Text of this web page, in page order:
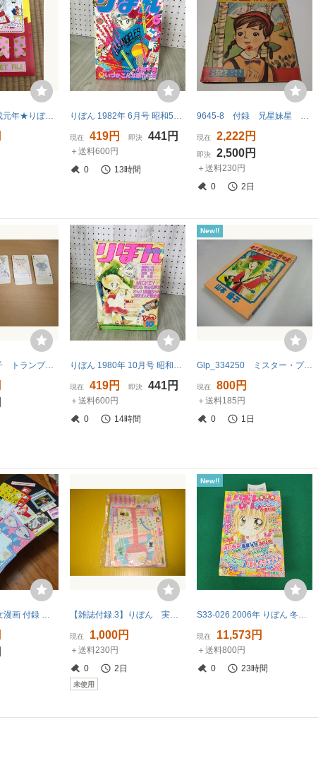
昭和64年★平成元年★りぼん付録★ねこ・ねこ・幻想曲★シロちゃん スイートファイル レターセット★高田エミ★1989年3月号付録★★ りぼん 1982年 6月号 昭和57年 付録欠 集英社 小椋冬美 090056
現在 419円 即決 441円
＋送料600円
0
13時間
9645-8 付録 兄星妹星 三木一楽 小学五年生 ５月号 昭和34年
現在 2,222円
即決 2,500円
＋送料230円
0
2日
(k7943)陸奥A子 トランプ りぼん 付録 MUTSU EIKO むつえいこ TRUMP 昭和レトロ 当時物 りぼん 1980年 10月号 昭和55年 付録欠 集英社 090142
現在 419円 即決 441円
＋送料600円
0
14時間
New!!
Glp_334250 ミスター・プリンちゃん りぼんアイドル文庫 山本優子
現在 800円
＋送料185円
0
1日
昭和レトロ 少女漫画 付録 シール 便箋まとめ売り なかよし りぼん 【雑誌付録.3】りぼん 実果子ちゃん チビデカレターセット(矢沢あい) 1995年 りりかちゃん RIBON父の日スペシャル(池野恋) 送料230円
現在 1,000円
＋送料230円
0
2日
未使用
New!!
S33-026 2006年 りぼん 冬休みチャレンジ 元気いっぱい★ ぜんぶ読みきり41本 大増刊号 集英社 1月25日発行
現在 11,573円
＋送料800円
0
23時間